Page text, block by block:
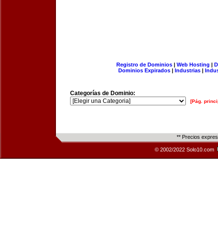
Registro de Dominios| Web Hosting |
Dominios Expirados | Industrias |
Categorías de Dominio:
[Pág.
** Precios
© 2002/2022 Solo10.com